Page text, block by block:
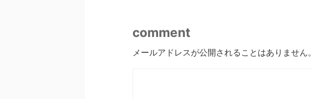
comment
メールアドレスが公開されることはありません。